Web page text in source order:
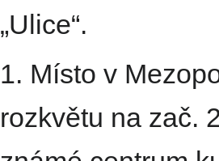
Ulice .
1. Místo v
rozkvětu na zač.